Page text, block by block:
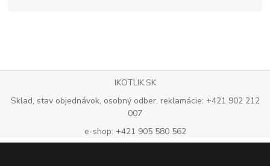
IKOTLIK.SK
Sklad, stav objednávok, osobný odber, reklamácie: +421 902 212
007
e-shop: +421 905 580 562